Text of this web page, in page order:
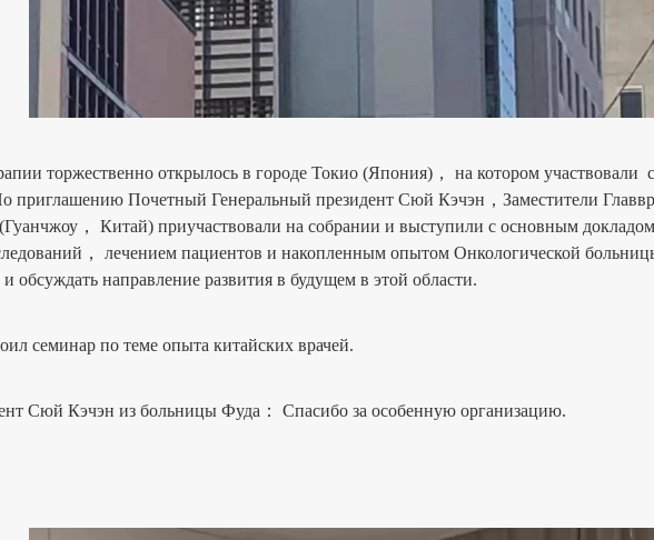
торжественно открылось в городе Токио (Япония)， на котором участвовали
приглашению Почетный Генеральный президент Сюй Кэчэн，Заместители
， Китай) приучаствовали на собрании и выступили с основным
， лечением пациентов и накопленным опытом Онкологической
обсуждать направление развития в будущем в этой области.
семинар по теме опыта китайских врачей.
Сюй Кэчэн из больницы Фуда： Спасибо за особенную организацию.